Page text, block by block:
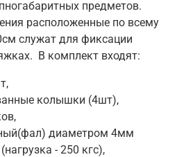
предметов.
расположенные по всему
служат для фиксации
В комплект входят:
колышки (4шт),
диаметром 4мм
- 250 кгс),